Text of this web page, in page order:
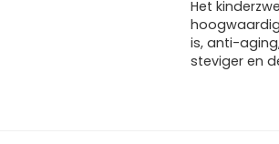
Het
is, anti-
steviger en